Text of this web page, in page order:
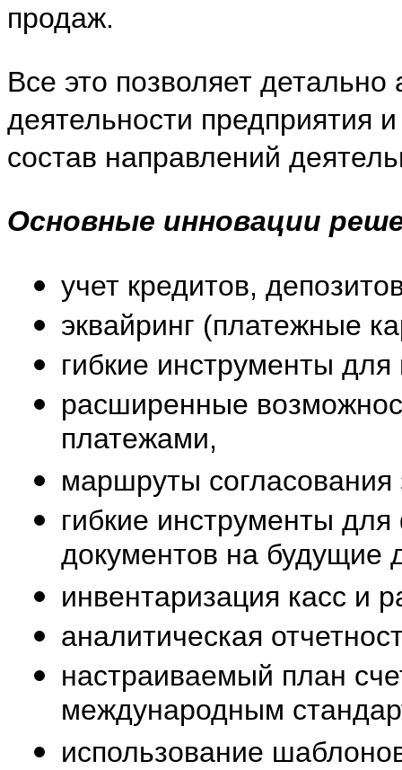
продаж.
Все это позволяет
деятельности предприятия
состав направлений
Основные инновации
учет кредитов,
эквайринг (платежные
гибкие инструменты
расширенные
платежами,
маршруты согласования
гибкие инструменты
документов на будущие
инвентаризация касс и
аналитическая
настраиваемый план
международным
использование